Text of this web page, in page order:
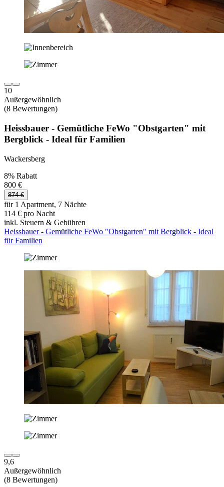
10
Außergewöhnlich
(8 Bewertungen)
Heissbauer - Gemütliche FeWo "Obstgarten" mit
Bergblick - Ideal für Familien
Wackersberg
8% Rabatt
800 €
874 €
für 1 Apartment, 7 Nächte
114 € pro Nacht
inkl. Steuern & Gebühren
Heissbauer - Gemütliche FeWo "Obstgarten" mit Bergblick - Ideal
für Familien
9,6
Außergewöhnlich
(8 Bewertungen)